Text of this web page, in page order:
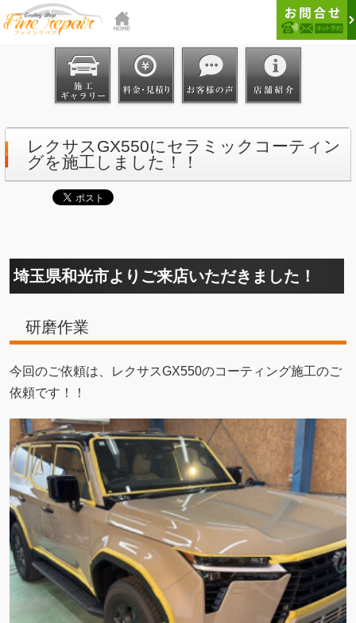
レクサスGX550にセラミックコーティン
グを施工しました！！
埼玉県和光市よりご来店いただきました！
研磨作業
今回のご依頼は、レクサスGX550のコーティング施工のご
依頼です！！